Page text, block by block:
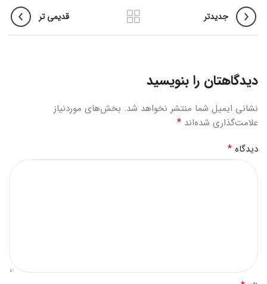
جدیدتر قدیمی تر
دیدگاهتان را بنویسید
نشانی ایمیل شما منتشر نخواهد شد. بخش‌های موردنیاز
علامت‌گذاری شده‌اند *
دیدگاه *